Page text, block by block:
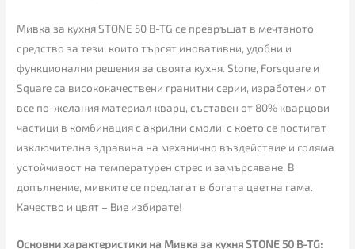
Мивка за кухня STONE 50 B-TG се превръщат в мечтаното
средство за тези, които търсят иновативни, удобни и
функционални решения за своята кухня. Stone, Forsquare и
Square са висококачествени гранитни серии, изработени от
все по-желания материал кварц, съставен от 80% кварцови
частици в комбинация с акрилни смоли, с което се постигат
изключителна здравина на механично въздействие и голяма
устойчивост на температурен стрес и замърсяване. В
допълнение, мивките се предлагат в богата цветна гама.
Качество и цвят – Вие избирате!
Основни характеристики на Мивка за кухня STONE 50 B-TG: